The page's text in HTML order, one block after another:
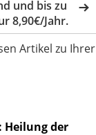
und bis zu
8,90€/Jahr.
Artikel zu Ihrer
Heilung der